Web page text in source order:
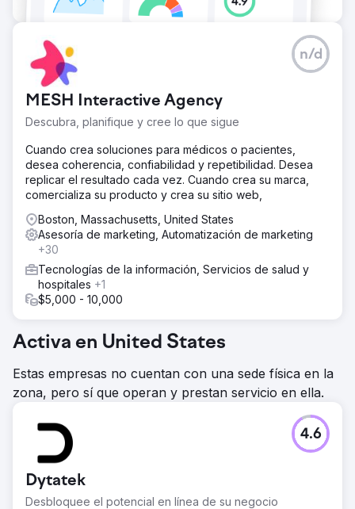
MESH Interactive Agency
Descubra, planifique y cree lo que sigue
n/d
Cuando crea soluciones para médicos o pacientes,
desea coherencia, confiabilidad y repetibilidad. Desea
replicar el resultado cada vez. Cuando crea su marca,
comercializa su producto y crea su sitio web,
Boston, Massachusetts, United States
Asesoría de marketing, Automatización de marketing
+30
Tecnologías de la información, Servicios de salud y
hospitales +1
$5,000 - 10,000
Activa en United States
Estas empresas no cuentan con una sede física en la
zona, pero sí que operan y prestan servicio en ella.
Dytatek
Desbloquee el potencial en línea de su negocio
4.6